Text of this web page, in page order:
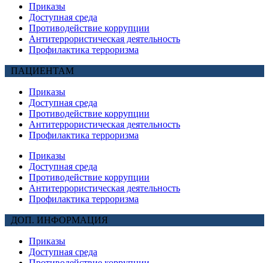
Приказы
Доступная среда
Противодействие коррупции
Антитеррористическая деятельность
Профилактика терроризма
ПАЦИЕНТАМ
Приказы
Доступная среда
Противодействие коррупции
Антитеррористическая деятельность
Профилактика терроризма
Приказы
Доступная среда
Противодействие коррупции
Антитеррористическая деятельность
Профилактика терроризма
ДОП. ИНФОРМАЦИЯ
Приказы
Доступная среда